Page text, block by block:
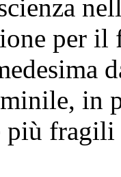
per il
in
più